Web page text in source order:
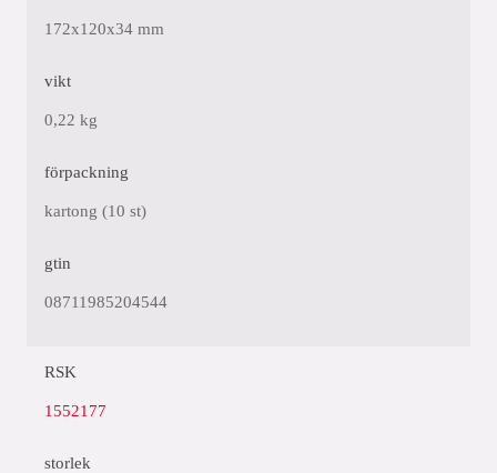
172x120x34 mm
vikt
0,22 kg
förpackning
kartong (10 st)
gtin
08711985204544
RSK
1552177
storlek